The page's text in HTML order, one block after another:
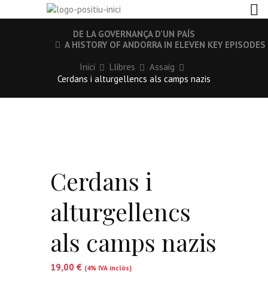
DE LA GOVERNANÇA D’UN PAÍS
A HISTORY OF ANDORRA IN ELEVEN KEY EPISODES
Inici
Llibres
Assaig
Cerdans i alturgellencs als camps nazis
Cerdans i
alturgellencs
als camps nazis
19,00 € (4% IVA inclòs)